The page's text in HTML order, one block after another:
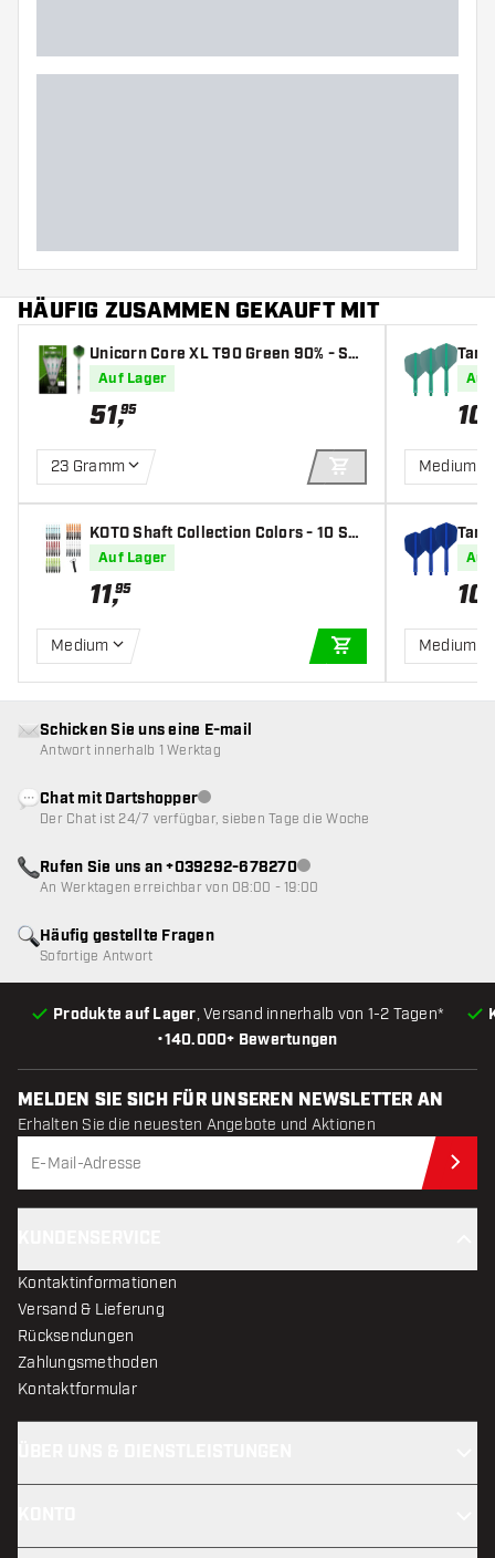
HÄUFIG ZUSAMMEN GEKAUFT MIT
Unicorn Core XL T90 Green 90% - Sof
tdarts
Auf Lager
51,95
23 Gramm
IN DEN
KOTO Shaft Collection Colors - 10 Set
s + Remover - Dart Shafts
Auf Lager
11,95
Medium
IN DEN
Auf
10
Medium
Auf
10
Medium
•140.000+ Bewertungen
Produkte auf Lager, Versand innerhalb von 1-2 Tagen*
Häufig gestellte Fragen
Sofortige Antwort
Schicken Sie uns eine E-mail
Antwort innerhalb 1 Werktag
Chat mit DartshopperKundenservice nicht verfügbar
Der Chat ist 24/7 verfügbar, sieben Tage die Woche
Rufen Sie uns an +039292-678270Kundenservice nicht
An Werktagen erreichbar von 08:00 - 19:00
MELDEN SIE SICH FÜR UNSEREN NEWSLETTER AN
Erhalten Sie die neuesten Angebote und Aktionen
Kontaktinformationen
Versand & Lieferung
Rücksendungen
Zahlungsmethoden
Kontaktformular